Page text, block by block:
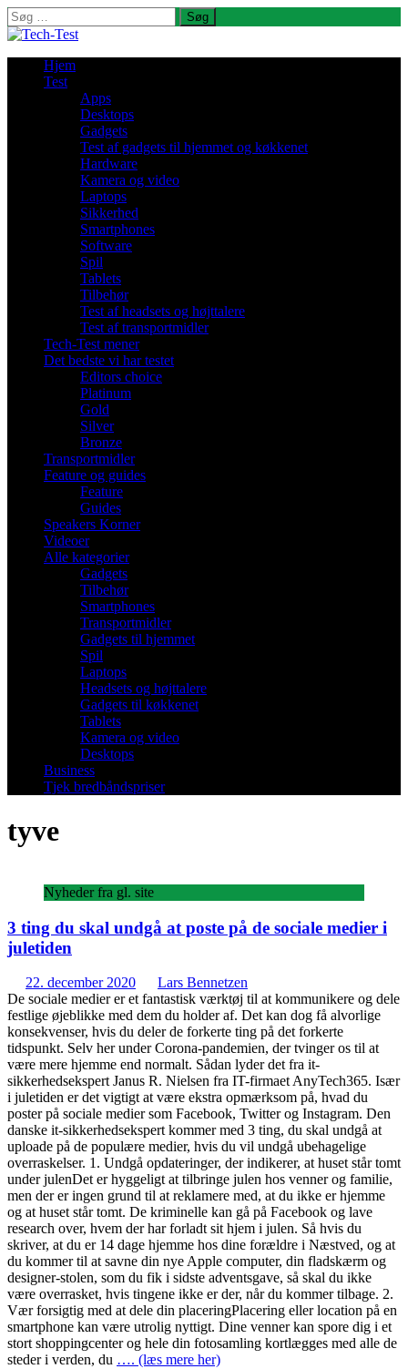
Søg
efter:
Hjem
Test
Apps
Desktops
Gadgets
Test af gadgets til hjemmet og køkkenet
Hardware
Kamera og video
Laptops
Sikkerhed
Smartphones
Software
Spil
Tablets
Tilbehør
Test af headsets og højttalere
Test af transportmidler
Tech-Test mener
Det bedste vi har testet
Editors choice
Platinum
Gold
Silver
Bronze
Transportmidler
Feature og guides
Feature
Guides
Speakers Korner
Videoer
Alle kategorier
Gadgets
Tilbehør
Smartphones
Transportmidler
Gadgets til hjemmet
Spil
Laptops
Headsets og højttalere
Gadgets til køkkenet
Tablets
Kamera og video
Desktops
Business
Tjek bredbåndspriser
tyve
Nyheder fra gl. site
3 ting du skal undgå at poste på de sociale medier i
juletiden
22. december 2020
Lars Bennetzen
De sociale medier er et fantastisk værktøj til at kommunikere og dele
festlige øjeblikke med dem du holder af. Det kan dog få alvorlige
konsekvenser, hvis du deler de forkerte ting på det forkerte
tidspunkt. Selv her under Corona-pandemien, der tvinger os til at
være mere hjemme end normalt. Sådan lyder det fra it-
sikkerhedsekspert Janus R. Nielsen fra IT-firmaet AnyTech365. Især
i juletiden er det vigtigt at være ekstra opmærksom på, hvad du
poster på sociale medier som Facebook, Twitter og Instagram. Den
danske it-sikkerhedsekspert kommer med 3 ting, du skal undgå at
uploade på de populære medier, hvis du vil undgå ubehagelige
overraskelser. 1. Undgå opdateringer, der indikerer, at huset står tomt
under julenDet er hyggeligt at tilbringe julen hos venner og familie,
men der er ingen grund til at reklamere med, at du ikke er hjemme
og at huset står tomt. De kriminelle kan gå på Facebook og lave
research over, hvem der har forladt sit hjem i julen. Så hvis du
skriver, at du er 14 dage hjemme hos dine forældre i Næstved, og at
du kommer til at savne din nye Apple computer, din fladskærm og
designer-stolen, som du fik i sidste adventsgave, så skal du ikke
være overrasket, hvis tingene ikke er der, når du kommer tilbage. 2.
Vær forsigtig med at dele din placeringPlacering eller location på en
smartphone kan være utrolig nyttigt. Dine venner kan spore dig i et
stort shoppingcenter og hele din fotosamling kortlægges med alle de
steder i verden, du …. (læs mere her)